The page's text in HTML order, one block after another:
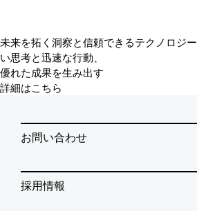
未来を拓く洞察と信頼できるテクノロジー
い思考と迅速な行動、
優れた成果を生み出す
詳細はこちら
お問い合わせ
採用情報